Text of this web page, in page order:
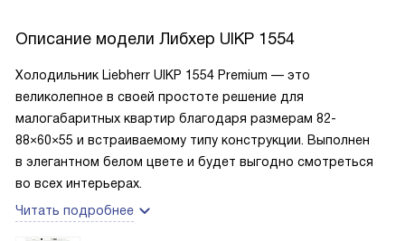
Описание модели Либхер UIKP 1554
Холодильник Liebherr UIKP 1554 Premium — это
великолепное в своей простоте решение для
малогабаритных квартир благодаря размерам 82-
88×60×55 и встраиваемому типу конструкции. Выполнен
в элегантном белом цвете и будет выгодно смотреться
во всех интерьерах.
Читать подробнее